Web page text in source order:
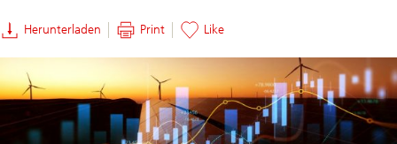
Herunterladen Print Like